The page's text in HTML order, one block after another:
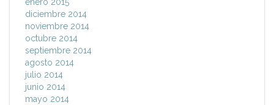
diciembre 2014
noviembre 2014
octubre 2014
septiembre 2014
agosto 2014
julio 2014
junio 2014
mayo 2014